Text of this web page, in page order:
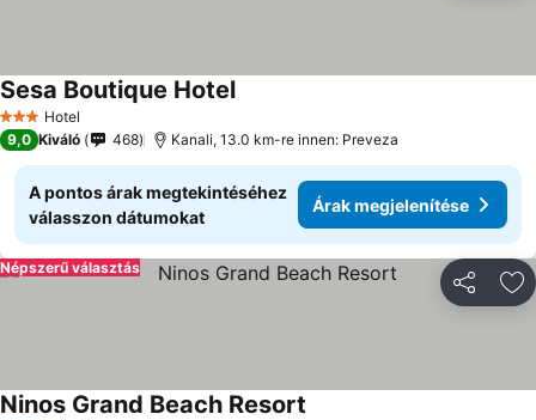
3 Kategória
Hotel
Sesa Boutique Hotel
9,0 Kiváló 468 Kanali, 13.0 km-re innen: Preveza
A pontos árak megtekintéséhez
válasszon dátumokat
Árak megjelenítése
Népszerű választás
Ninos Grand Beach Resort